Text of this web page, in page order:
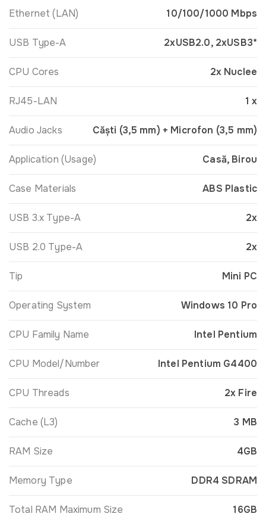
Ethernet (LAN) 10/100/1000 Mbps
USB Type-A 2xUSB2.0, 2xUSB3*
CPU Cores 2x Nuclee
RJ45-LAN 1 x
Audio Jacks Căști (3,5 mm) + Microfon (3,5 mm)
Application (Usage) Casă, Birou
Case Materials ABS Plastic
USB 3.x Type-A 2x
USB 2.0 Type-A 2x
Tip Mini PC
Operating System Windows 10 Pro
CPU Family Name Intel Pentium
CPU Model/Number Intel Pentium G4400
CPU Threads 2x Fire
Cache (L3) 3 MB
RAM Size 4GB
Memory Type DDR4 SDRAM
Total RAM Maximum Size 16GB